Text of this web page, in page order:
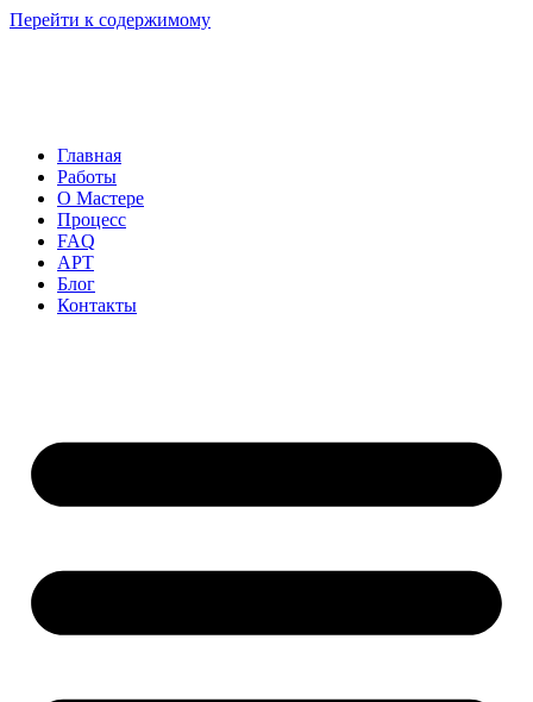
Перейти к содержимому
Главная
Работы
О Мастере
Процесс
FAQ
АРТ
Блог
Контакты